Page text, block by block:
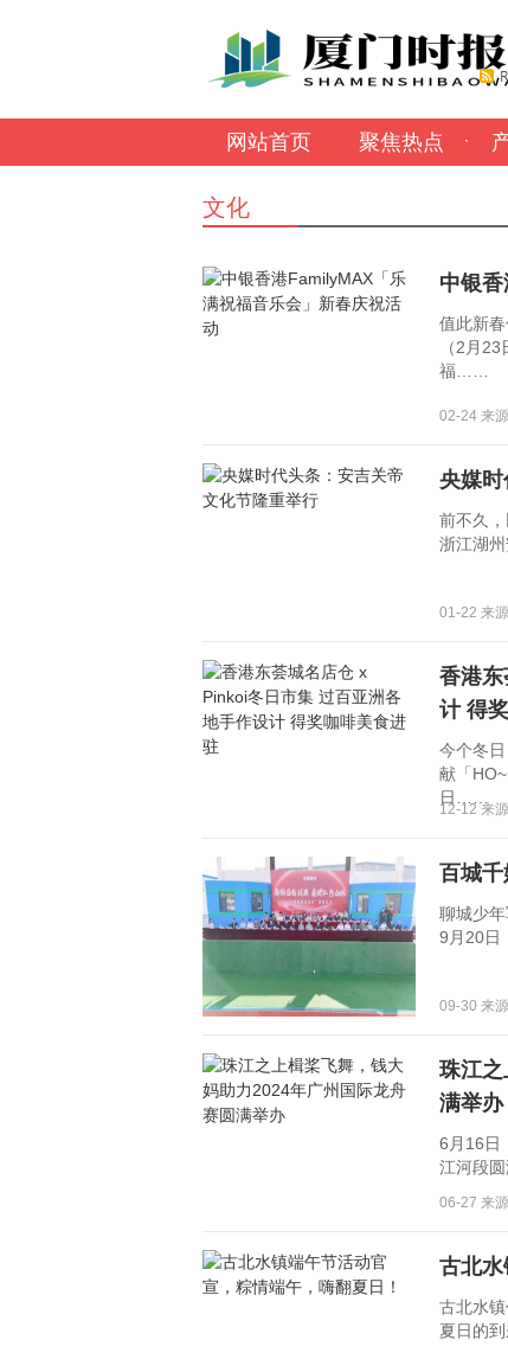
网站首页 聚焦热点
文化
中银
值此新
（2月
福……
02-24 来
央媒
前不久
浙江湖
01-22 来
香港
计 得
今个冬
献「
日……
12-12 来
百城
聊城少
9月20日
09-30 来
珠江之
满举办
6月16日
江河段
06-27 来
古北水
古北水
夏日的